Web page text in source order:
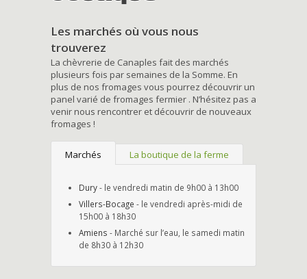
Les marchés où vous nous
trouverez
La chèvrerie de Canaples fait des marchés
plusieurs fois par semaines de la Somme. En
plus de nos fromages vous pourrez découvrir un
panel varié de fromages fermier . N’hésitez pas a
venir nous rencontrer et découvrir de nouveaux
fromages !
Marchés La boutique de la ferme
Dury- le vendredi matin de 9h00 à 13h00
Villers-Bocage - le vendredi après-midi de
15h00 à 18h30
Amiens - Marché sur l’eau, le samedi matin
de 8h30 à 12h30